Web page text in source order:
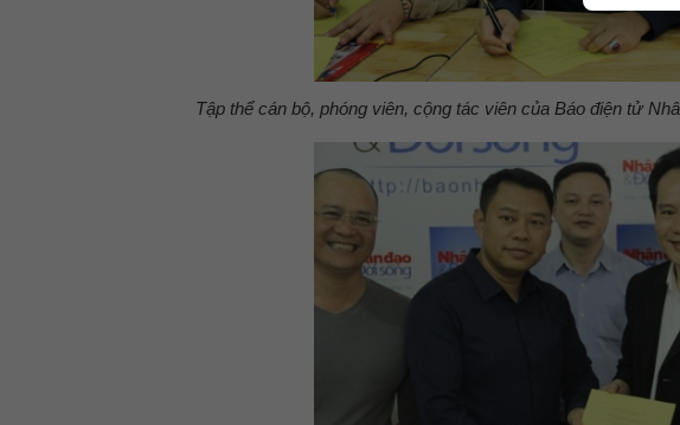
Tập thể cán bộ, phóng viên, cộng tác viên của Báo điện tử